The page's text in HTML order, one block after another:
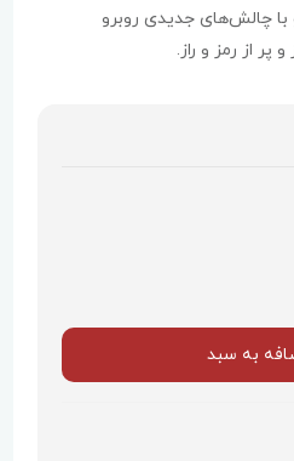
چالش‌های جدیدی روبرو
پر از رمز و راز.
به سبد